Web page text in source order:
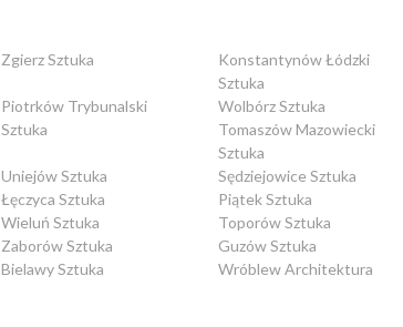
Zgierz Sztuka
Konstantynów Łódzki
Sztuka
Piotrków Trybunalski
Sztuka
Wolbórz Sztuka
Tomaszów Mazowiecki
Sztuka
Uniejów Sztuka
Sędziejowice Sztuka
Łęczyca Sztuka
Piątek Sztuka
Wieluń Sztuka
Toporów Sztuka
Zaborów Sztuka
Guzów Sztuka
Bielawy Sztuka
Wróblew Architektura